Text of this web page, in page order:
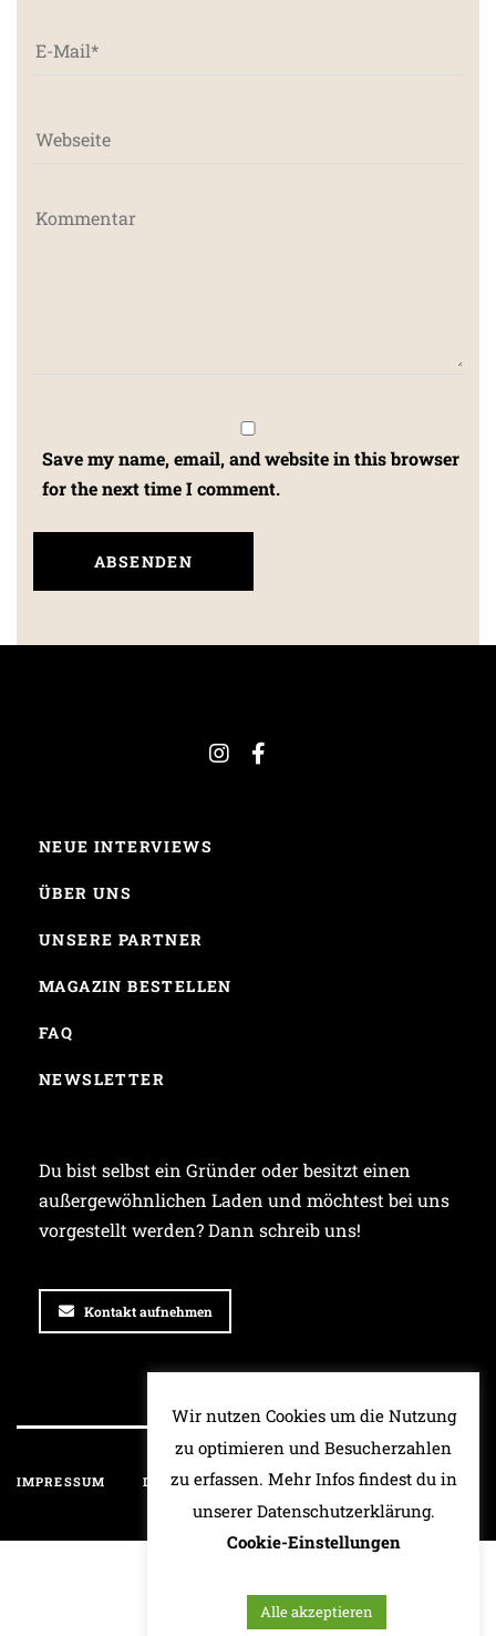
Save my name, email, and website in this browser
for the next time I comment.
NEUE INTERVIEWS
ÜBER UNS
UNSERE PARTNER
MAGAZIN BESTELLEN
FAQ
NEWSLETTER
Du bist selbst ein Gründer oder besitzt einen
außergewöhnlichen Laden und möchtest bei uns
vorgestellt werden? Dann schreib uns!
Kontakt aufnehmen
IMPRESSUM DATENSCHUTZ HAFTUNGSAUSSCHLUSS
Wir nutzen Cookies um die Nutzung
zu optimieren und Besucherzahlen
zu erfassen. Mehr Infos findest du in
unserer Datenschutzerklärung.
Cookie-Einstellungen
Alle akzeptieren